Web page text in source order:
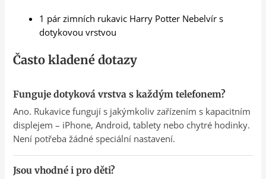
1 pár zimních rukavic Harry Potter Nebelvír s
dotykovou vrstvou
Často kladené dotazy
Funguje dotyková vrstva s každým telefonem?
Ano. Rukavice fungují s jakýmkoliv zařízením s kapacitním
displejem – iPhone, Android, tablety nebo chytré hodinky.
Není potřeba žádné speciální nastavení.
Jsou vhodné i pro děti?